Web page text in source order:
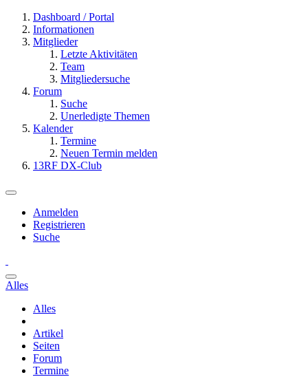
Dashboard / Portal
Informationen
Mitglieder
Letzte Aktivitäten
Team
Mitgliedersuche
Forum
Suche
Unerledigte Themen
Kalender
Termine
Neuen Termin melden
13RF DX-Club
Anmelden
Registrieren
Suche
Alles
Alles
Artikel
Seiten
Forum
Termine